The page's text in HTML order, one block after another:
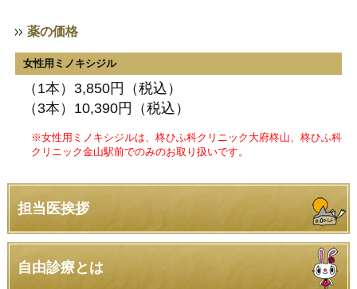
薬の価格
女性用ミノキシジル
（1本）3,850円（税込）
（3本）10,390円（税込）
※女性用ミノキシジルは、柊ひふ科クリニック大府柊山、柊ひふ科
クリニック金山駅前でのみのお取り扱いです。
担当医挨拶
自由診療とは